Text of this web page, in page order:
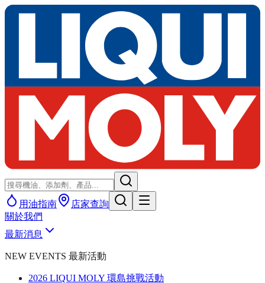
用油指南
店家查詢
關於我們
最新消息
NEW EVENTS 最新活動
2026 LIQUI MOLY 環島挑戰活動